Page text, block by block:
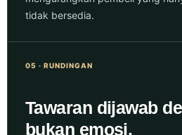
tidak bersedia.
05 · RUNDINGAN
Tawaran dijawab
bukan emosi.